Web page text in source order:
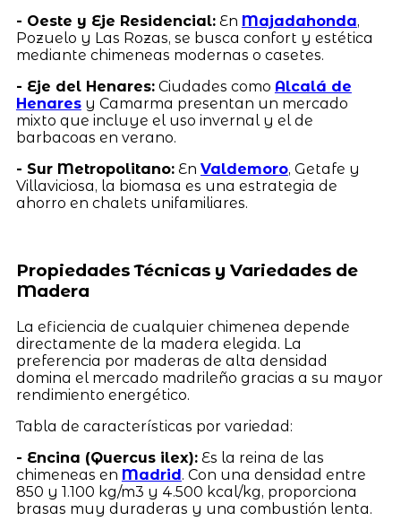
- Oeste y Eje Residencial:En Majadahonda,
Pozuelo y Las Rozas, se busca confort y estética
mediante chimeneas modernas o casetes.
- Eje del Henares:Ciudades como Alcalá de
Henaresy Camarma presentan un mercado
mixto que incluye el uso invernal y el de
barbacoas en verano.
- Sur Metropolitano:En Valdemoro, Getafe y
Villaviciosa, la biomasa es una estrategia de
ahorro en chalets unifamiliares.
Propiedades Técnicas y Variedades de
Madera
La eficiencia de cualquier chimenea depende
directamente de la madera elegida. La
preferencia por maderas de alta densidad
domina el mercado madrileño gracias a su mayor
rendimiento energético.
Tabla de características por variedad:
- Encina (Quercus ilex):Es la reina de las
chimeneas en Madrid. Con una densidad entre
850 y 1.100 kg/m3 y 4.500 kcal/kg, proporciona
brasas muy duraderas y una combustión lenta.